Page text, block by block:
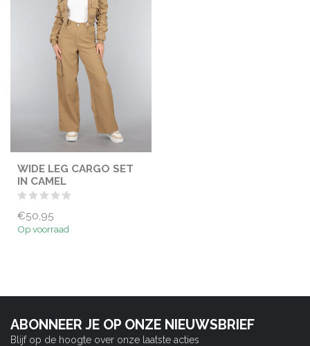
WIDE LEG CARGO SET
IN CAMEL
€50,95
Op voorraad
ABONNEER JE OP ONZE NIEUWSBRIEF
Blijf op de hoogte over onze laatste acties